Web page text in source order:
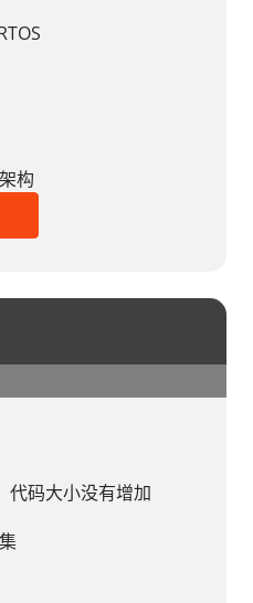
构
代码大小没有增加